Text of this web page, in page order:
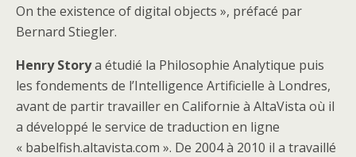
On the existence of digital objects », préfacé par
Bernard Stiegler.
Henry Storya étudié la Philosophie Analytique puis
les fondements de l’Intelligence Artificielle à Londres,
avant de partir travailler en Californie à AltaVista où il
a développé le service de traduction en ligne
« babelfish.altavista.com ». De 2004 à 2010 il a travaillé